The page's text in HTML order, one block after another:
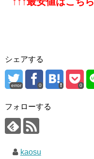
シェアする
error 0 0
フォローする
kaosu